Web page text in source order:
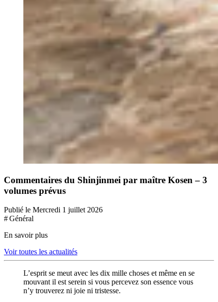
Commentaires du Shinjinmei par maître Kosen – 3
volumes prévus
Publié le Mercredi 1 juillet 2026
# Général
En savoir plus
Voir toutes les actualités
L’esprit se meut avec les dix mille choses et même en se
mouvant il est serein si vous percevez son essence vous
n’y trouverez ni joie ni tristesse.